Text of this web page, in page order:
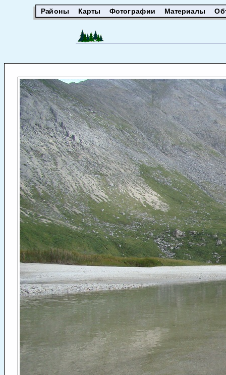
Районы Карты Фотографии Материалы